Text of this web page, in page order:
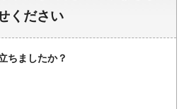
ください
ちましたか？